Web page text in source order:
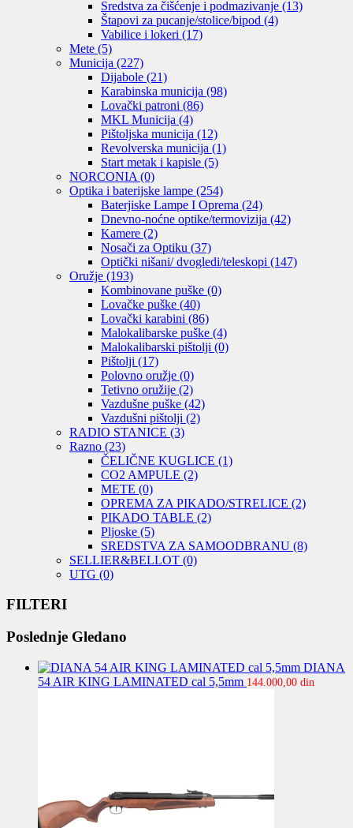
Sredstva za čišćenje i podmazivanje (13)
Štapovi za pucanje/stolice/bipod (4)
Vabilice i lokeri (17)
Mete (5)
Municija (227)
Dijabole (21)
Karabinska municija (98)
Lovački patroni (86)
MKL Municija (4)
Pištoljska municija (12)
Revolverska municija (1)
Start metak i kapisle (5)
NORCONIA (0)
Optika i baterijske lampe (254)
Baterjiske Lampe I Oprema (24)
Dnevno-noćne optike/termovizija (42)
Kamere (2)
Nosači za Optiku (37)
Optički nišani/ dvogledi/teleskopi (147)
Oružje (193)
Kombinovane puške (0)
Lovačke puške (40)
Lovački karabini (86)
Malokalibarske puške (4)
Malokalibarski pištolji (0)
Pištolji (17)
Polovno oružje (0)
Tetivno oružije (2)
Vazdušne puške (42)
Vazdušni pištolji (2)
RADIO STANICE (3)
Razno (23)
ČELIČNE KUGLICE (1)
CO2 AMPULE (2)
METE (0)
OPREMA ZA PIKADO/STRELICE (2)
PIKADO TABLE (2)
Pljoske (5)
SREDSTVA ZA SAMOODBRANU (8)
SELLIER&BELLOT (0)
UTG (0)
FILTERI
Poslednje Gledano
DIANA
54 AIR KING LAMINATED cal 5,5mm 144.000,00 din